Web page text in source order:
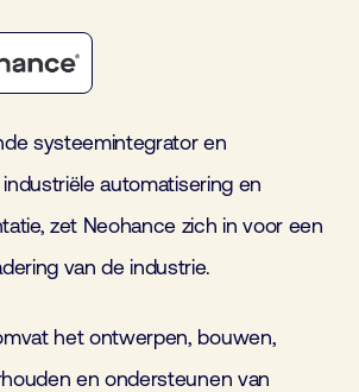
systeemintegrator en
automatisering en
zet Neohance zich in voor een
van de industrie.
het ontwerpen, bouwen,
en ondersteunen van